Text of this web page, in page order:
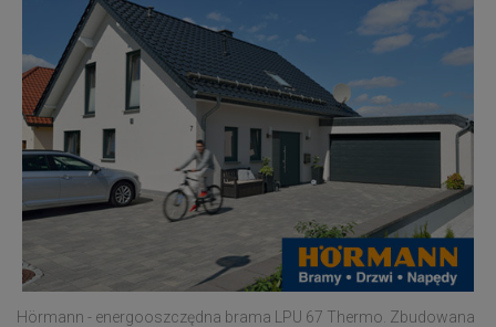
Hörmann - energooszczędna brama LPU 67 Thermo. Zbudowana